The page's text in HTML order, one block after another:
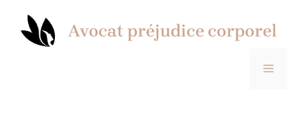
contenu
Avocat préjudice corporel
MENU